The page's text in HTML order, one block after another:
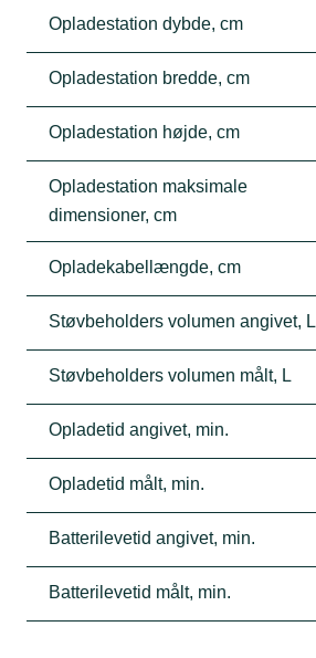
Opladestation dybde, cm
Opladestation bredde, cm
Opladestation højde, cm
Opladestation maksimale
dimensioner, cm
Opladekabellængde, cm
Støvbeholders volumen angivet, L
Støvbeholders volumen målt, L
Opladetid angivet, min.
Opladetid målt, min.
Batterilevetid angivet, min.
Batterilevetid målt, min.